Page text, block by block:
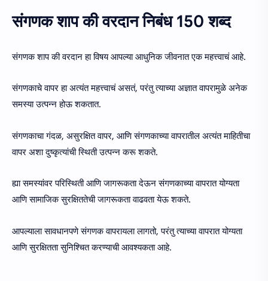
संगणक शाप की वरदान निबंध 150 शब्द
संगणक शाप की वरदान हा विषय आपल्या आधुनिक जीवनात एक महत्त्वाचं आहे.
संगणकाचे वापर हा अत्यंत महत्त्वाचं असतं, परंतु त्याच्या अज्ञात वापरामुळे अनेक
समस्या उत्पन्न होऊ शकतात.
संगणकाचा गंदळ, असुरक्षित वापर, आणि संगणकाच्या वापरातील अत्यंत माहितीचा
वापर अशा दुष्कृत्यांची स्थिती उत्पन्न करू शकते.
ह्या समस्यांवर परिस्थिती आणि जागरूकता देऊन संगणकाच्या वापरात योग्यता
आणि सामाजिक सुरक्षिततेची जागरूकता वाढवता येऊ शकते.
आपल्याला सावधानपणे संगणक वापरायला लागतो, परंतु त्याच्या वापरात योग्यता
आणि सुरक्षितता सुनिश्चित करण्याची आवश्यकता आहे.